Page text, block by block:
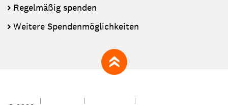
Regelmäßig spenden
Weitere Spendenmöglichkeiten
zum Seitenanfang